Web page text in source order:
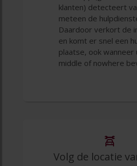
klanten) detecteert
meteen de
Daardoor verkort de
en komt er snel een
plaatse, ook wanneer
middle of nowhere
Volg de locatie